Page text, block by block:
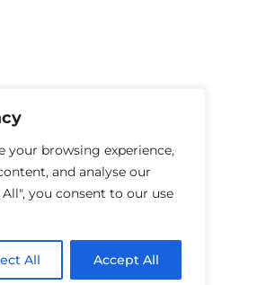
your browsing experience,
and analyse our
you consent to our use
All Accept All